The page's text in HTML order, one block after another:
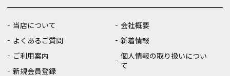
当店について
よくあるご質問
ご利用案内
新規会員登録
会社概要
新着情報
個人情報の取り扱いについ
て